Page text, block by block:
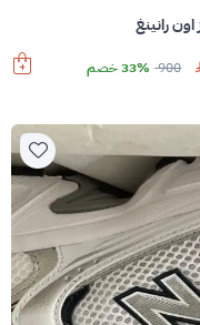
رانينغ
900 33% خصم